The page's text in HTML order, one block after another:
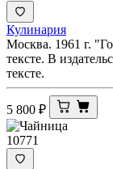
Кулинария
Москва. 1961 г.
тексте. В
тексте.
5 800 ₽
10771